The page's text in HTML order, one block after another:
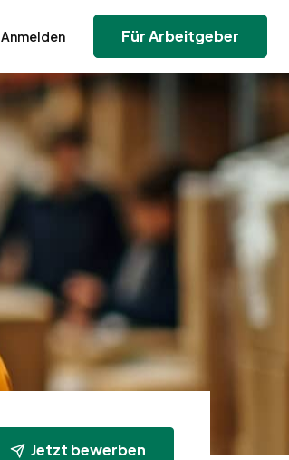
Anmelden Für Arbeitgeber
Jetzt bewerben